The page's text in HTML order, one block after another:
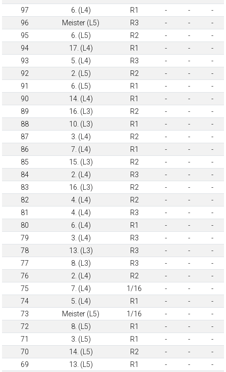
97
6. (L4) R1 - -
-
96
Meister (L5) R3 - -
-
95
6. (L5) R2 - -
-
94
17. (L4) R1 - -
-
93
5. (L4) R3 - -
-
92
2. (L5) R2 - -
-
91
6. (L5) R1 - -
-
90
14. (L4) R1 - -
-
89
16. (L3) R2 - -
-
88
10. (L3) R1 - -
-
87
3. (L4) R2 - -
-
86
7. (L4) R1 - -
-
85
15. (L3) R2 - -
-
84
2. (L4) R3 - -
-
83
16. (L3) R2 - -
-
82
4. (L4) R2 - -
-
81
4. (L4) R3 - -
-
80
6. (L4) R1 - -
-
79
3. (L4) R3 - -
-
78
13. (L3) R3 - -
-
77
8. (L3) R3 - -
-
76
2. (L4) R2 - -
-
75
7. (L4) 1/16 - -
-
74
5. (L4) R1 - -
-
73
Meister (L5) 1/16 - -
-
72
8. (L5) R1 - -
-
71
3. (L5) R1 - -
-
70
14. (L5) R2 - -
-
69
13. (L5) R1 - -
-